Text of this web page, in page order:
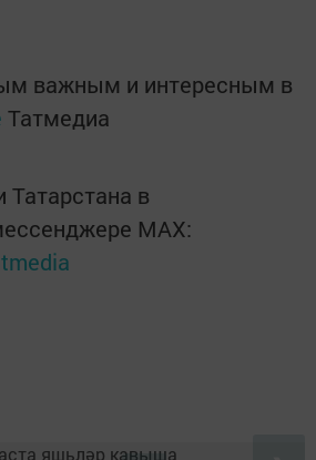
важным и интересным в
Татмедиа
Татарстана в
MАХ: